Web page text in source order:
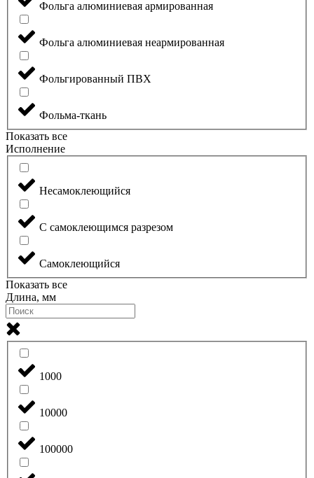
Фольга алюминиевая армированная
Фольга алюминиевая неармированная
Фольгированный ПВХ
Фольма-ткань
Показать все
Исполнение
Несамоклеющийся
С самоклеющимся разрезом
Самоклеющийся
Показать все
Длина, мм
1000
10000
100000